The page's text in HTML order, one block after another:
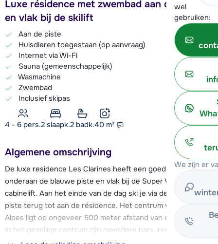
wel alvast
gebruiken:
We zijn er
Luxe résidence met zwembad aan de piste
en vlak bij de skilift
Aan de piste
Huisdieren toegestaan (op aanvraag)
Internet via Wi-Fi
Sauna (gemeenschappelijk)
Wasmachine
Zwembad
Inclusief skipas
4 - 6 pers.2 slaapk.2 badk.40 m²
Algemene omschrijving
De luxe residence Les Clarines heeft een goede ligging,
onderaan de blauwe piste en vlak bij de Super Venosc
cabinelift. Aan het einde van de dag ski je via de blauwe
piste terug tot aan de résidence. Het centrum van Les Deux
Alpes ligt op ongeveer 500 meter afstand van de résidence.
In het gezellige centrum zijn meerdere bars, restaurants en
diverse winkels te vinden. Het centrum is gemakkelijk